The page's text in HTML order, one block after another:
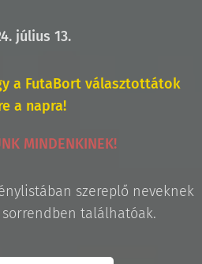
július 13.
a FutaBort választottátok
a napra!
MINDENKINEK!
szereplő neveknek
sorrendben találhatóak.